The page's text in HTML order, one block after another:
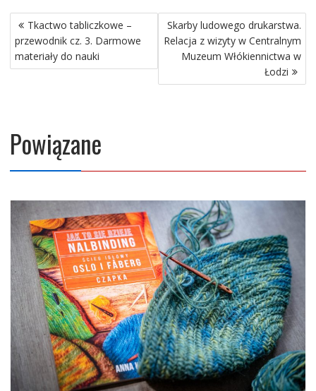
Nawigacja
wpisu
Tkactwo tabliczkowe –
przewodnik cz. 3. Darmowe
materiały do nauki
Skarby ludowego drukarstwa.
Relacja z wizyty w Centralnym
Muzeum Włókiennictwa w
Łodzi
Powiązane